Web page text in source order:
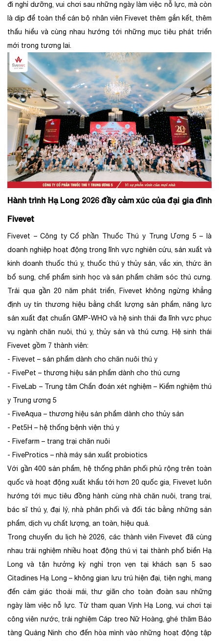
đi nghỉ dưỡng, vui chơi sau những ngày làm việc nỗ lực, mà còn
là dịp để toàn thể cán bộ nhân viên Fivevet thêm gắn kết, thêm
thấu hiểu và cùng nhau hướng tới những mục tiêu phát triển
mới trong tương lai.
Hành trình Hạ Long 2026 đầy cảm xúc của đại gia đình
Fivevet
Fivevet – Công ty Cổ phần Thuốc Thú y Trung Ương 5 – là
doanh nghiệp hoạt động trong lĩnh vực nghiên cứu, sản xuất và
kinh doanh thuốc thú y, thuốc thú y thủy sản, vắc xin, thức ăn
bổ sung, chế phẩm sinh học và sản phẩm chăm sóc thú cưng.
Trải qua gần 20 năm phát triển, Fivevet không ngừng khẳng
định uy tín thương hiệu bằng chất lượng sản phẩm, năng lực
sản xuất đạt chuẩn GMP-WHO và hệ sinh thái đa lĩnh vực phục
vụ ngành chăn nuôi, thú y, thủy sản và thú cưng. Hệ sinh thái
Fivevet gồm 7 thành viên:
- Fivevet – sản phẩm dành cho chăn nuôi thú y
- FivePet – thương hiệu sản phẩm dành cho thú cưng
- FiveLab – Trung tâm Chẩn đoán xét nghiệm – Kiểm nghiệm thú
y Trung ương 5
- FiveAqua – thương hiệu sản phẩm dành cho thủy sản
- Pet5H – hệ thống bệnh viện thú y
- Fivefarm – trang trại chăn nuôi
- FiveProtics – nhà máy sản xuất probiotics
Với gần 400 sản phẩm, hệ thống phân phối phủ rộng trên toàn
quốc và hoạt động xuất khẩu tới hơn 20 quốc gia, Fivevet luôn
hướng tới mục tiêu đồng hành cùng nhà chăn nuôi, trang trại,
bác sĩ thú y, đại lý, nhà phân phối và đối tác bằng những sản
phẩm, dịch vụ chất lượng, an toàn, hiệu quả.
Trong chuyến du lịch hè 2026, các thành viên Fivevet đã cùng
nhau trải nghiệm nhiều hoạt động thú vị tại thành phố biển Hạ
Long và tận hưởng kỳ nghỉ trọn vẹn tại khách sạn 5 sao
Citadines Hạ Long – không gian lưu trú hiện đại, tiện nghi, mang
đến cảm giác thoải mái, thư giãn cho toàn đoàn sau những
ngày làm việc nỗ lực. Từ tham quan Vịnh Hạ Long, vui chơi tại
công viên nước, trải nghiệm Cáp treo Nữ Hoàng, ghé thăm Bảo
tàng Quảng Ninh cho đến hòa mình vào những hoạt động tập